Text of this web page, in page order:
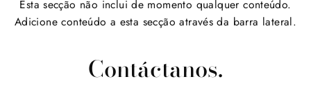
Esta secção não inclui de momento qualquer conteúdo.
Adicione conteúdo a esta secção através da barra lateral.
Contáctanos.